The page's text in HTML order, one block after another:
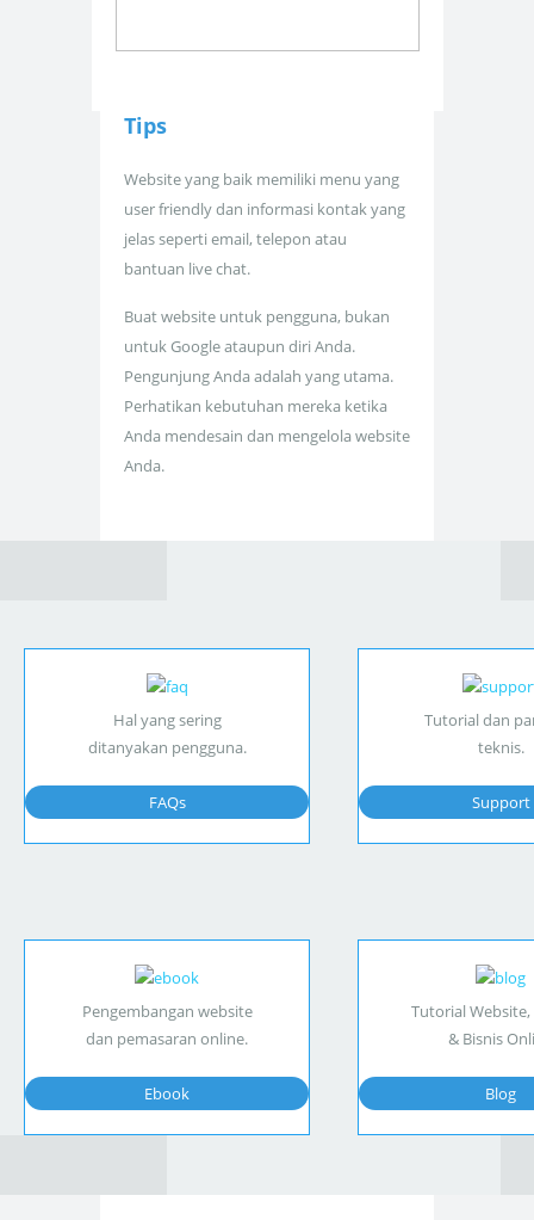
Tips
Website yang baik memiliki menu yang
user friendly dan informasi kontak yang
jelas seperti email, telepon atau
bantuan live chat.
Buat website untuk pengguna, bukan
untuk Google ataupun diri Anda.
Pengunjung Anda adalah yang utama.
Perhatikan kebutuhan mereka ketika
Anda mendesain dan mengelola website
Anda.
Hal yang sering
ditanyakan pengguna.
FAQs
Tutorial dan
teknis.
Support
Pengembangan website
dan pemasaran online.
Ebook
Tutorial
& Bisnis
Blog